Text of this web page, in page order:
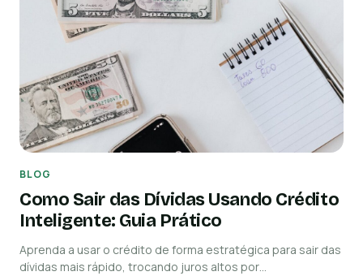
BLOG
Como Sair das Dívidas Usando Crédito
Inteligente: Guia Prático
Aprenda a usar o crédito de forma estratégica para sair das
dívidas mais rápido, trocando juros altos por…